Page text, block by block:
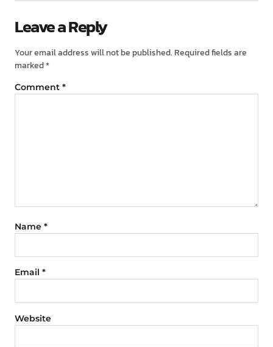
Leave a Reply
Your email address will not be published. Required fields are
marked*
Comment *
Name *
Email *
Website